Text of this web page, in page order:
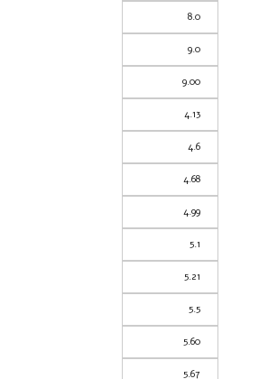
8.0
9.0
9.00
4.13
4.6
4.68
4.99
5.1
5.21
5.5
5.60
5.67